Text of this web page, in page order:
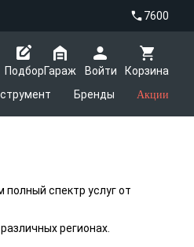
7600
Подбор
Корзина
Гараж
Войти
Бренды Акции
спектр услуг от
регионах.